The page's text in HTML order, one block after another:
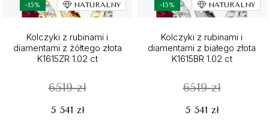
-15% NATURALNY
Kolczyki z rubinami i
diamentami z żółtego złota
K1615ZR 1.02 ct
6519 zł
5 541 zł
-15% NATURALNY
Kolczyki z rubinami i
diamentami z białego złota
K1615BR 1.02 ct
6519 zł
5 541 zł